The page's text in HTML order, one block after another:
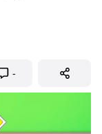
-